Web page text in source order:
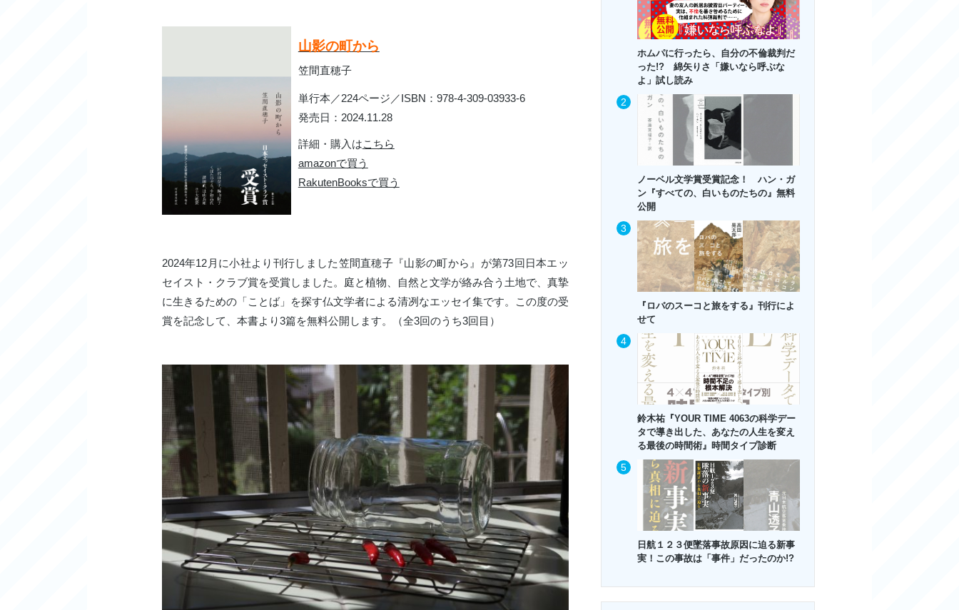
山影の町から
笠間直穂子
単行本／224ページ／ISBN：978-4-309-03933-6
発売日：2024.11.28
詳細・購入はこちら
amazonで買う
RakutenBooksで買う
2024年12月に小社より刊行しました笠間直穂子『山影の町から』が第73回日本エッ
セイスト・クラブ賞を受賞しました。庭と植物、自然と文学が絡み合う土地で、真摯
に生きるための「ことば」を探す仏文学者による清冽なエッセイ集です。この度の受
賞を記念して、本書より3篇を無料公開します。（全3回のうち3回目）
ホムパに行ったら、自分の不倫裁判だ
った!? 綿矢りさ「嫌いなら呼ぶな
よ」試し読み
ノーベル文学賞受賞記念！ ハン・ガ
ン『すべての、白いものたちの』無料
公開
『ロバのスーコと旅をする』刊行によ
せて
鈴木祐『YOUR TIME 4063の科学デー
タで導き出した、あなたの人生を変え
る最後の時間術』時間タイプ診断
日航１２３便墜落事故原因に迫る新事
実！この事故は「事件」だったのか!?